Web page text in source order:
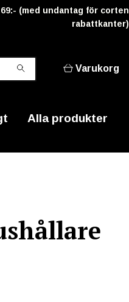
(med undantag för corten
rabattkanter)
Varukorg
Alla produkter